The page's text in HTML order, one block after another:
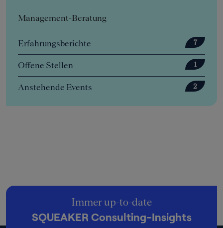
Management-Beratung
Erfahrungsberichte 7
Offene Stellen 1
Anstehende Events 2
Immer up-to-date
SQUEAKER Consulting-Insights